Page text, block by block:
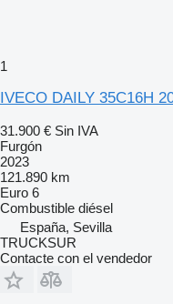
1
IVECO DAILY 35C16H
31.900 € Sin IVA
Furgón
2023
121.890 km
Euro 6
Combustible diésel
España, Sevilla
TRUCKSUR
Contacte con el vendedor